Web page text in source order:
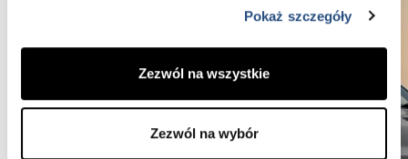
Pokaż szczegóły
Zezwól na wszystkie
Zezwól na wybór